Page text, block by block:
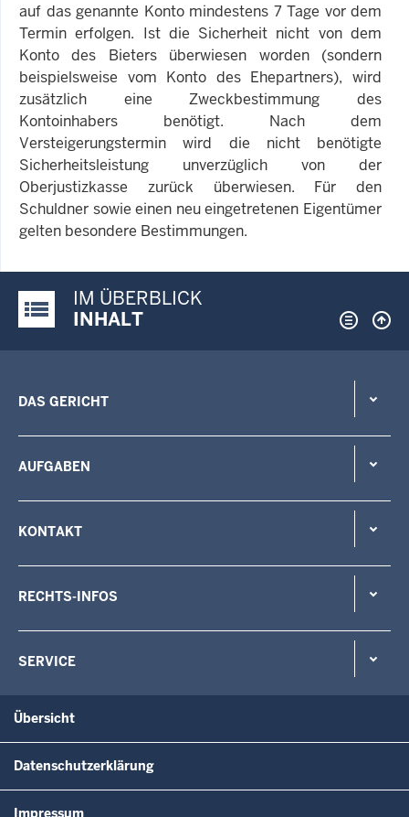
auf das genannte Konto mindestens 7 Tage vor dem
Termin erfolgen. Ist die Sicherheit nicht von dem
Konto des Bieters überwiesen worden (sondern
beispielsweise vom Konto des Ehepartners), wird
zusätzlich eine Zweckbestimmung des
Kontoinhabers benötigt. Nach dem
Versteigerungstermin wird die nicht benötigte
Sicherheitsleistung unverzüglich von der
Oberjustizkasse zurück überwiesen. Für den
Schuldner sowie einen neu eingetretenen Eigentümer
gelten besondere Bestimmungen.
Justiz-Portal im Überblick:
IM ÜBERBLICK
INHALT
DAS GERICHT
AUFGABEN
KONTAKT
RECHTS-INFOS
SERVICE
Übersicht
Datenschutzerklärung
Impressum